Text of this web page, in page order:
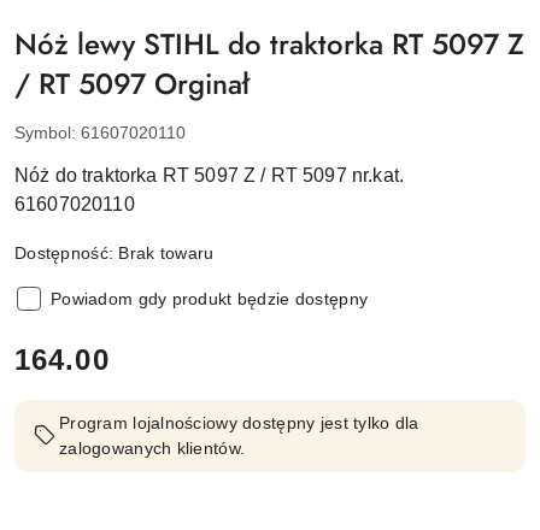
Nóż lewy STIHL do traktorka RT 5097 Z
/ RT 5097 Orginał
Symbol: 61607020110
Nóż do traktorka RT 5097 Z / RT 5097 nr.kat.
61607020110
Dostępność: Brak towaru
Powiadom gdy produkt będzie dostępny
cena:
164.00
Program lojalnościowy dostępny jest tylko dla
zalogowanych klientów.